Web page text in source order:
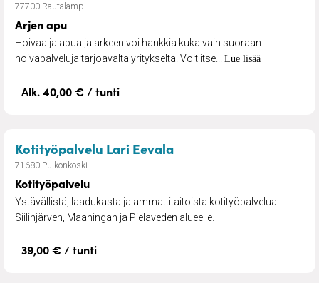
77700 Rautalampi
Arjen apu
Hoivaa ja apua ja arkeen voi hankkia kuka vain suoraan
hoivapalveluja tarjoavalta yritykseltä. Voit itse... Lue lisää
Alk. 40,00 € / tunti
Kotityöpalvelu Lari Eevala– Kotityöpalvelu
71680 Pulkonkoski
Kotityöpalvelu
Ystävällistä, laadukasta ja ammattitaitoista kotityöpalvelua
Siilinjärven, Maaningan ja Pielaveden alueelle.
39,00 € / tunti